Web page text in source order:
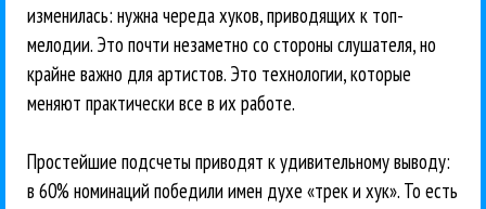
изменилась: нужна череда хуков, приводящих к топ-
мелодии. Это почти незаметно со стороны слушателя, но
крайне важно для артистов. Это технологии, которые
меняют практически все в их работе.
Простейшие подсчеты приводят к удивительному выводу:
в 60% номинаций победили имен духе «трек и хук». То есть